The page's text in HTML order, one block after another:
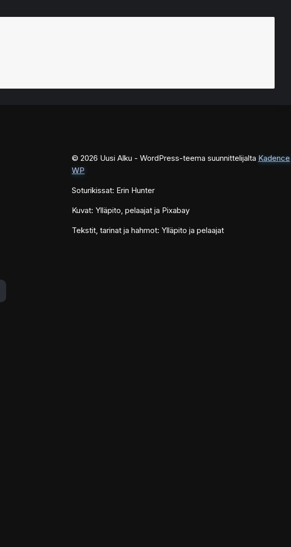
© 2026 Uusi Alku - WordPress-teema suunnittelijalta Kadence
WP
Soturikissat: Erin Hunter
Kuvat: Ylläpito, pelaajat ja Pixabay
Tekstit, tarinat ja hahmot: Ylläpito ja pelaajat